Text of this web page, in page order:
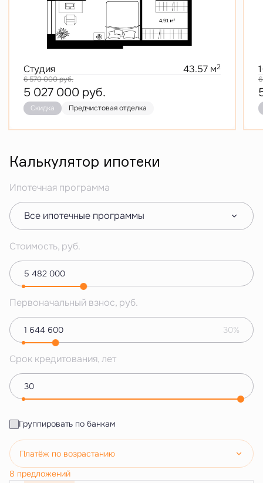
Студия 43.57 м2
6 570 000руб.
5 027 000 руб.
Скидка Предчистовая отделка
Калькулятор ипотеки
Ипотечная программа
Все ипотечные программы
Стоимость, руб.
Первоначальный взнос, руб.
30%
Срок кредитования, лет
Группировать по банкам
Платёж по возрастанию
8 предложений